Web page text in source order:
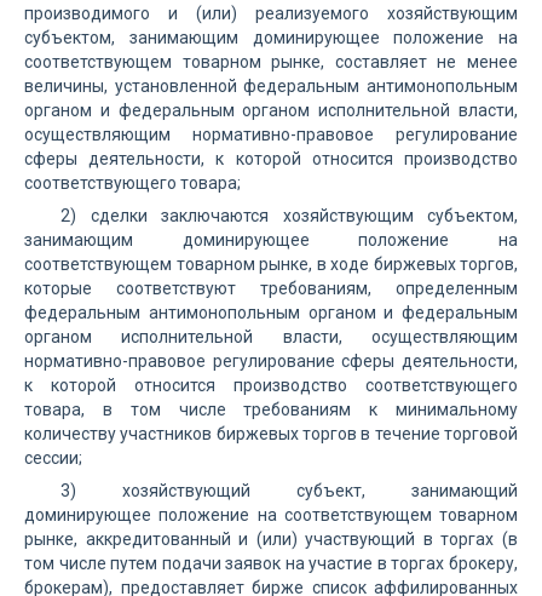
производимого и (или) реализуемого хозяйствующим
субъектом, занимающим доминирующее положение на
соответствующем товарном рынке, составляет не менее
величины, установленной федеральным антимонопольным
органом и федеральным органом исполнительной власти,
осуществляющим нормативно-правовое регулирование
сферы деятельности, к которой относится производство
соответствующего товара;
2) сделки заключаются хозяйствующим субъектом,
занимающим доминирующее положение на
соответствующем товарном рынке, в ходе биржевых торгов,
которые соответствуют требованиям, определенным
федеральным антимонопольным органом и федеральным
органом исполнительной власти, осуществляющим
нормативно-правовое регулирование сферы деятельности,
к которой относится производство соответствующего
товара, в том числе требованиям к минимальному
количеству участников биржевых торгов в течение торговой
сессии;
3) хозяйствующий субъект, занимающий
доминирующее положение на соответствующем товарном
рынке, аккредитованный и (или) участвующий в торгах (в
том числе путем подачи заявок на участие в торгах брокеру,
брокерам), предоставляет бирже список аффилированных